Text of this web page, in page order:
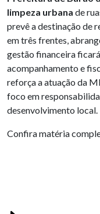
limpeza urbana de
prevê a destinação de
em três frentes,
gestão financeira
acompanhamento e
reforça a atuação da
foco em
desenvolvimento local.
Confira matéria